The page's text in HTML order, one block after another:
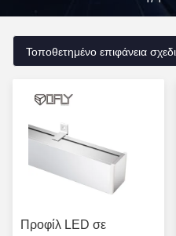
Τοποθετημένο επιφάνεια
Προφίλ LED σε